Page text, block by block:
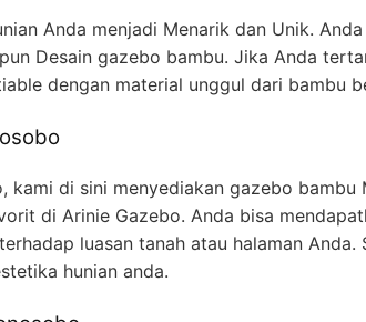
Anda menjadi Menarik dan Unik.
Desain gazebo bambu. Jika Anda
dengan material unggul dari bambu
kami di sini menyediakan gazebo bambu
di Arinie Gazebo. Anda bisa
luasan tanah atau halaman Anda.
hunian anda.